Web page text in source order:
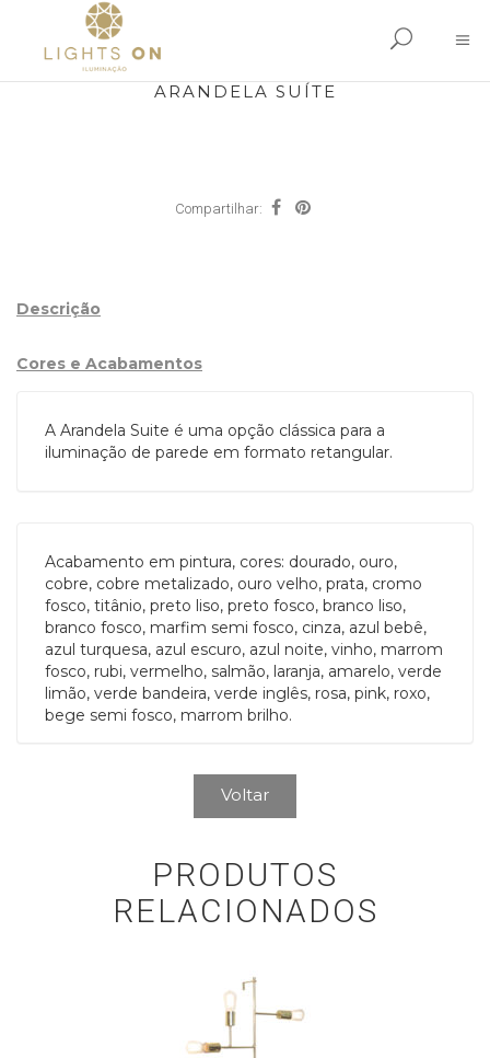
ARANDELA SUÍTE
Compartilhar:
Descrição
Cores e Acabamentos
A Arandela Suite é uma opção clássica para a
iluminação de parede em formato retangular.
Acabamento em pintura, cores: dourado, ouro,
cobre, cobre metalizado, ouro velho, prata, cromo
fosco, titânio, preto liso, preto fosco, branco liso,
branco fosco, marfim semi fosco, cinza, azul bebê,
azul turquesa, azul escuro, azul noite, vinho, marrom
fosco, rubi, vermelho, salmão, laranja, amarelo, verde
limão, verde bandeira, verde inglês, rosa, pink, roxo,
bege semi fosco, marrom brilho.
Voltar
PRODUTOS
RELACIONADOS